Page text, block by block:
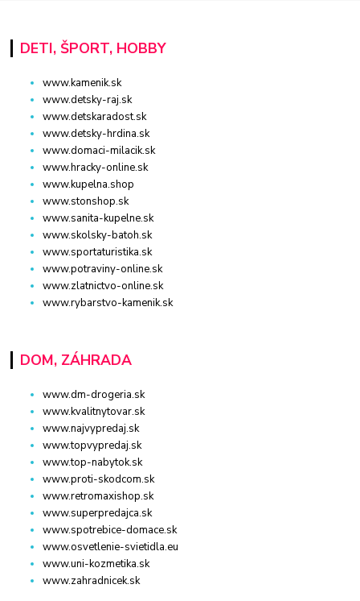
DETI, ŠPORT, HOBBY
www.kamenik.sk
www.detsky-raj.sk
www.detskaradost.sk
www.detsky-hrdina.sk
www.domaci-milacik.sk
www.hracky-online.sk
www.kupelna.shop
www.stonshop.sk
www.sanita-kupelne.sk
www.skolsky-batoh.sk
www.sportaturistika.sk
www.potraviny-online.sk
www.zlatnictvo-online.sk
www.rybarstvo-kamenik.sk
DOM, ZÁHRADA
www.dm-drogeria.sk
www.kvalitnytovar.sk
www.najvypredaj.sk
www.topvypredaj.sk
www.top-nabytok.sk
www.proti-skodcom.sk
www.retromaxishop.sk
www.superpredajca.sk
www.spotrebice-domace.sk
www.osvetlenie-svietidla.eu
www.uni-kozmetika.sk
www.zahradnicek.sk